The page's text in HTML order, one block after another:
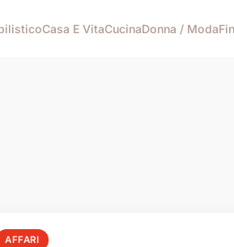
Casa E VitaCucinaDonna / Moda
AFFARI